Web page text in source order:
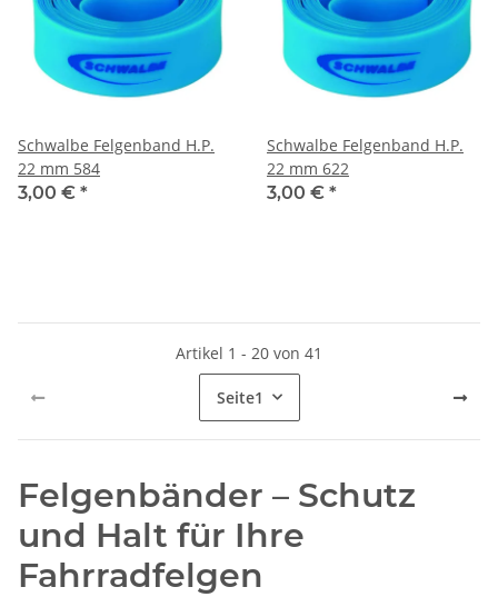
Schwalbe Felgenband H.P.
22 mm 584
3,00 € *
Schwalbe Felgenband H.P.
22 mm 622
3,00 € *
Artikel 1 - 20 von 41
Seite1
Felgenbänder – Schutz
und Halt für Ihre
Fahrradfelgen